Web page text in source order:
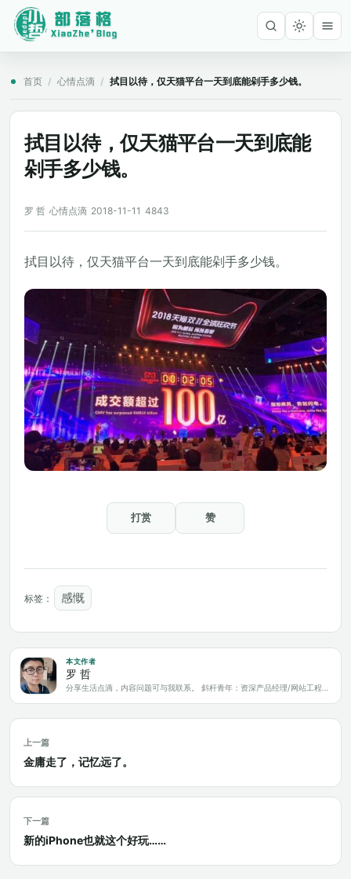
首页 / 心情点滴 / 拭目以待，仅天猫平台一天到底能剁手多少钱。
拭目以待，仅天猫平台一天到底能
剁手多少钱。
罗 哲 心情点滴 2018-11-11 4843
拭目以待，仅天猫平台一天到底能剁手多少钱。
打赏 赞
标签： 感慨
本文作者
罗 哲
上一篇
金庸走了，记忆远了。
下一篇
新的iPhone也就这个好玩……